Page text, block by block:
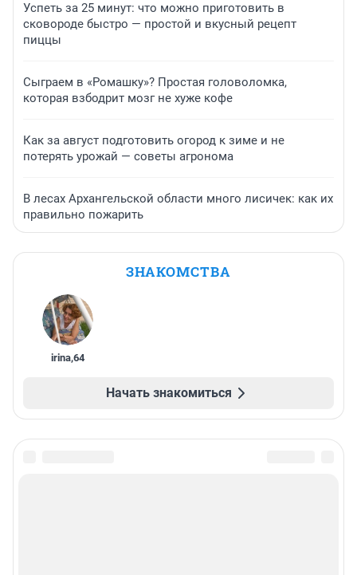
Успеть за 25 минут: что можно приготовить в
сковороде быстро — простой и вкусный рецепт
пиццы
Сыграем в «Ромашку»? Простая головоломка,
которая взбодрит мозг не хуже кофе
Как за август подготовить огород к зиме и не
потерять урожай — советы агронома
В лесах Архангельской области много лисичек: как их
правильно пожарить
ЗНАКОМСТВА
irina,64
Начать знакомиться